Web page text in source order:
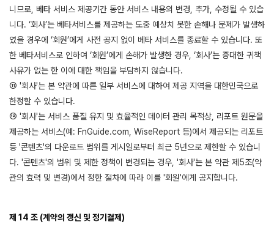
니므로, 베타 서비스 제공기간 동안 서비스 내용의 변경, 추가, 수정될 수 있습
니다. ‘회사’는 베타서비스를 제공하는 도중 예상치 못한 손해나 문제가 발생하
였을 경우에 ‘회원’에게 사전 공지 없이 베타 서비스를 종료할 수 있습니다. 또
한 베타서비스로 인하여 ‘회원’에게 손해가 발생한 경우, ‘회사’는 중대한 귀책
사유가 없는 한 이에 대한 책임을 부담하지 않습니다.
⑪ '회사'는 본 약관에 따른 일부 서비스에 대하여 제공 지역을 대한민국으로
한정할 수 있습니다.
⑫ '회사'는 서비스 품질 유지 및 효율적인 데이터 관리 목적상, 리포트 원문을
제공하는 서비스(예: FnGuide.com, WiseReport 등)에서 제공되는 리포트
등 '콘텐츠'의 다운로드 범위를 게시일로부터 최근 5년으로 제한할 수 있습니
다. '콘텐츠'의 범위 및 제한 정책이 변경되는 경우, '회사'는 본 약관 제5조(약
관의 효력 및 변경)에서 정한 절차에 따라 이를 '회원'에게 공지합니다.
제 14 조 (계약의 갱신 및 정기결제)